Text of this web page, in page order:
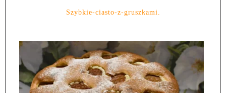
Szybkie-ciasto-z-gruszkami.